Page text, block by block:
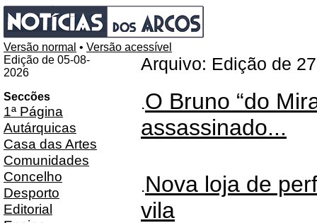
Versão normal • Versão acessível
Edição de 05-08-
2026
Seccões
1ª Página
Autárquicas
Casa das Artes
Comunidades
Concelho
Desporto
Editorial
Arquivo: Edição de
.O Bruno “do
assassinado...
.Nova loja de
vila